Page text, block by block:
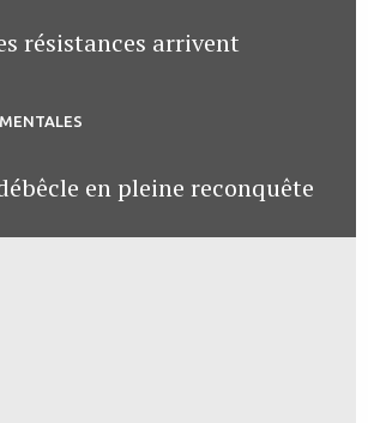
résistances arrivent
en pleine reconquête